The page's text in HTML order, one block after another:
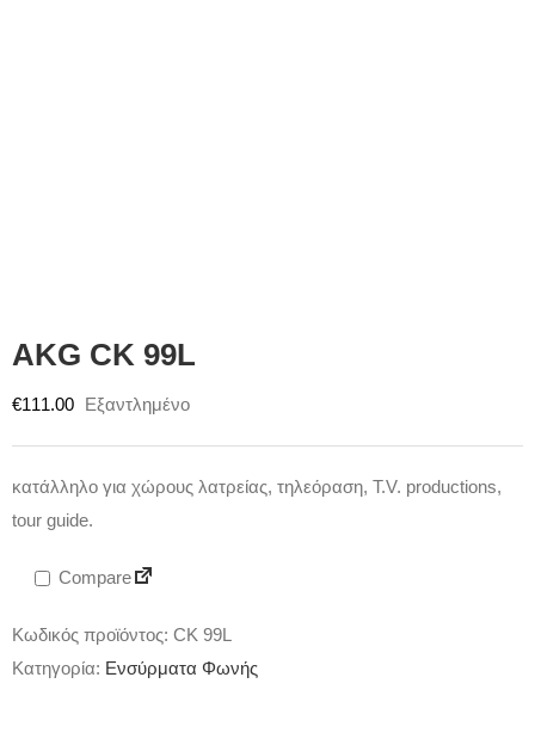
AKG CK 99L
€111.00 Εξαντλημένο
κατάλληλο για χώρους λατρείας, τηλεόραση, T.V. productions,
tour guide.
Compare
Κωδικός προϊόντος: CK 99L
Κατηγορία: Ενσύρματα Φωνής